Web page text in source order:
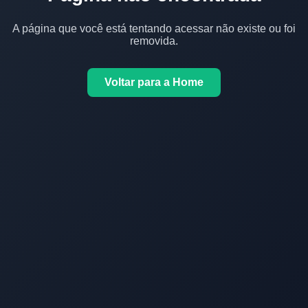
A página que você está tentando acessar não existe ou foi
removida.
Voltar para a Home